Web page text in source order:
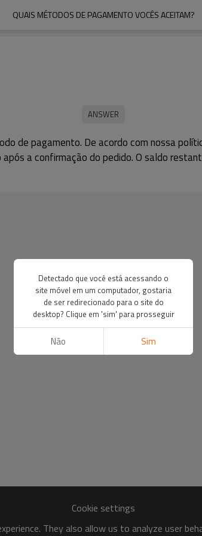
QUAIS MÉTODOS DE PAGAMENTO VOCÊS ACEITAM?
de pagamento. De acordo com nossa
a confirmação do pedido. O saldo
Cookie settings
They also allow us to analyze user
Detectado que você está acessando o
site móvel em um computador, gostaria
de ser redirecionado para o site do
desktop? Clique em 'sim' para prosseguir
Não Sim